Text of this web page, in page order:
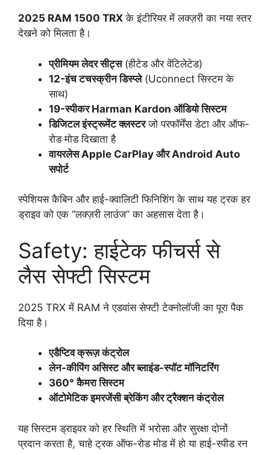
2025 RAM 1500 TRX के इंटीरियर में लक्ज़री का नया स्तर
देखने को मिलता है।
प्रीमियम लेदर सीट्स(हीटेड और वेंटिलेटेड)
12-इंच टचस्क्रीन डिस्प्ले(Uconnect सिस्टम के
साथ)
19-स्पीकर Harman Kardon ऑडियो सिस्टम
डिजिटल इंस्ट्रूमेंट क्लस्टरजो परफॉर्मेंस डेटा और ऑफ-
रोड मोड दिखाता है
वायरलेस Apple CarPlay और Android Auto
सपोर्ट
स्पेशियस कैबिन और हाई-क्वालिटी फिनिशिंग के साथ यह ट्रक हर
ड्राइव को एक “लक्ज़री लाउंज” का अहसास देता है।
Safety: हाईटेक फीचर्स से
लैस सेफ्टी सिस्टम
2025 TRX में RAM ने एडवांस सेफ्टी टेक्नोलॉजी का पूरा पैक
दिया है।
एडैप्टिव क्रूज़ कंट्रोल
लेन-कीपिंग असिस्ट और ब्लाइंड-स्पॉट मॉनिटरिंग
360° कैमरा सिस्टम
ऑटोमेटिक इमरजेंसी ब्रेकिंग और ट्रैक्शन कंट्रोल
यह सिस्टम ड्राइवर को हर स्थिति में भरोसा और सुरक्षा दोनों
प्रदान करता है, चाहे ट्रक ऑफ-रोड मोड में हो या हाई-स्पीड रन